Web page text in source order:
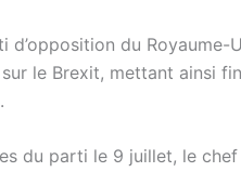
du Royaume-
le Brexit, mettant ainsi
du parti le 9 juillet, le